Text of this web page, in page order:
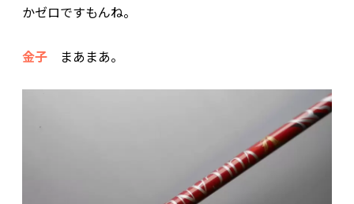
かゼロですもんね。
金子 まあまあ。